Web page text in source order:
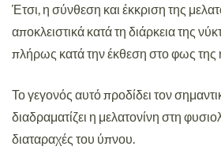
Έτσι, η σύνθεση και έκκριση της
αποκλειστικά κατά τη διάρκεια της
πλήρως κατά την έκθεση στο φως της
Το γεγονός αυτό προδίδει τον
διαδραματίζει η μελατονίνη στη
διαταραχές του ύπνου.